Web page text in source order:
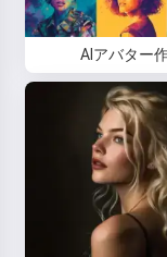
AIアバター